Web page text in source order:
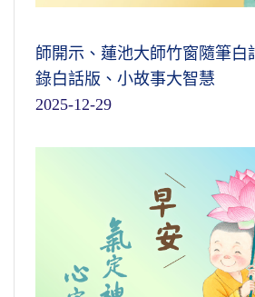
師開示、蓮池大師竹窗隨筆白
錄白話版、小故事大智慧
2025-12-29